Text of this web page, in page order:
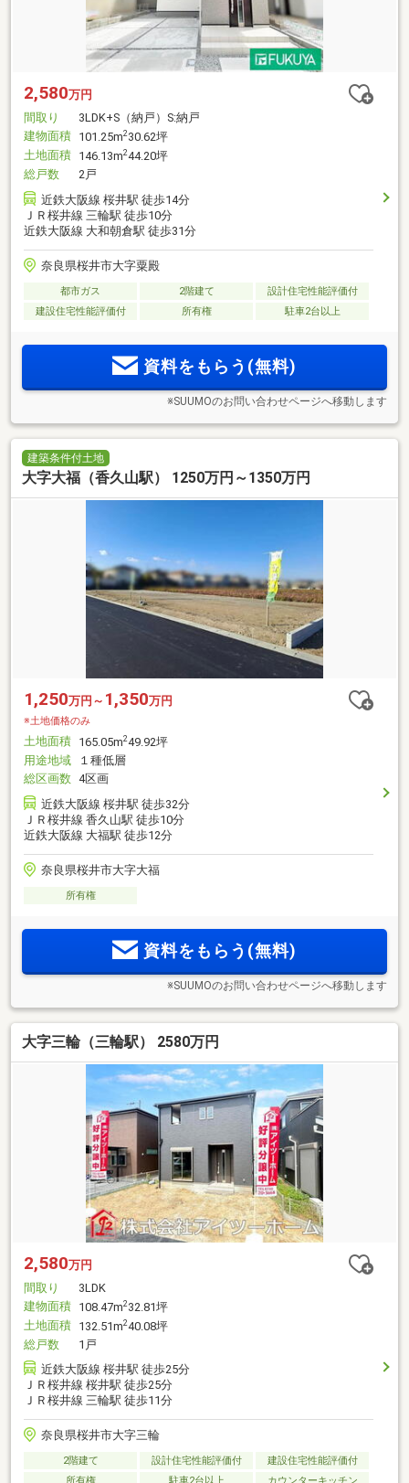
2,580万円
間取り
3LDK+S（納戸）S:納戸
建物面積 101.25m230.62坪
土地面積 146.13m244.20坪
総戸数
2戸
近鉄大阪線 桜井駅 徒歩14分
ＪＲ桜井線 三輪駅 徒歩10分
近鉄大阪線 大和朝倉駅 徒歩31分
奈良県桜井市大字粟殿
都市ガス 2階建て
設計住宅性能評価付
建設住宅性能評価付
所有権 駐車2台以上
資料をもらう(無料)
※SUUMOのお問い合わせページへ移動します
建築条件付土地
大字大福（香久山駅） 1250万円～1350万円
1,250万円～ 1,350万円
※土地価格のみ
土地面積 165.05m249.92坪
用途地域
１種低層
総区画数 4区画
近鉄大阪線 桜井駅 徒歩32分
ＪＲ桜井線 香久山駅 徒歩10分
近鉄大阪線 大福駅 徒歩12分
奈良県桜井市大字大福
所有権
資料をもらう(無料)
※SUUMOのお問い合わせページへ移動します
大字三輪（三輪駅） 2580万円
2,580万円
間取り
3LDK
建物面積 108.47m2 32.81坪
土地面積 132.51m240.08坪
総戸数
1戸
近鉄大阪線 桜井駅 徒歩25分
ＪＲ桜井線 桜井駅 徒歩25分
ＪＲ桜井線 三輪駅 徒歩11分
奈良県桜井市大字三輪
2階建て 設計住宅性能評価付
建設住宅性能評価付